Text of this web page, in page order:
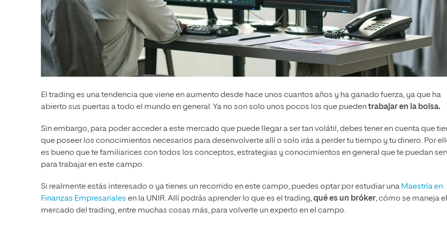
El trading es una tendencia que viene en aumento desde hace unos cuantos años y ha ganado fuerza, ya que ha
abierto sus puertas a todo el mundo en general. Ya no son solo unos pocos los que puedentrabajar en la bolsa.
Sin embargo, para poder acceder a este mercado que puede llegar a ser tan volátil, debes tener en cuenta que
que poseer los conocimientos necesarios para desenvolverte allí o solo irás a perder tu tiempo y tu dinero. Por
es bueno que te familiarices con todos los conceptos, estrategias y conocimientos en general que te puedan
para trabajar en este campo.
Si realmente estás interesado o ya tienes un recorrido en este campo, puedes optar por estudiar una Maestría en
Finanzas Empresariales en la UNIR. Allí podrás aprender lo que es el trading,qué es un bróker, cómo se maneja el
mercado del trading, entre muchas cosas más, para volverte un experto en el campo.